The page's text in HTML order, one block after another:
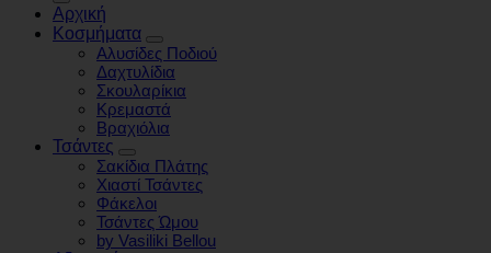
Αρχική
Κοσμήματα
Αλυσίδες Ποδιού
Δαχτυλίδια
Σκουλαρίκια
Κρεμαστά
Βραχιόλια
Τσάντες
Σακίδια Πλάτης
Χιαστί Τσάντες
Φάκελοι
Τσάντες Ώμου
by Vasiliki Bellou